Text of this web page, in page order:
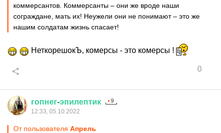
коммерсантов. Коммерсанты – они же вроде наши
сограждане, мать их! Неужели они не понимают – это же
нашим солдатам жизнь спасает!
НеткорешокЪ, комерсы - это комерсы !
0
гопнег-эпилептик
12:33, 05.10.2022
От пользователя Апрель